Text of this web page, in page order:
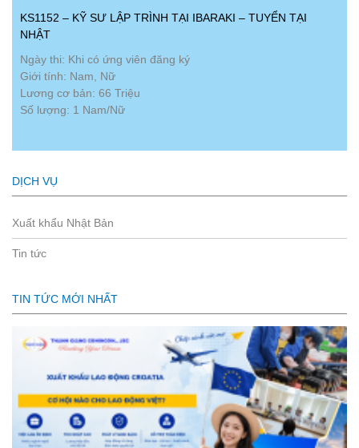
KS1152 – KỸ SƯ LẬP TRÌNH TẠI IBARAKI – TUYỂN TẠI
NHẬT
Ngày thi: Khi có ứng viên đăng ký
Giới tính: Nam, Nữ
Lương cơ bản: 66 Triệu
Số lượng: 1 Nam/Nữ
DỊCH VỤ
Xuất khẩu Nhật Bản
Tin tức
TIN TỨC MỚI NHẤT